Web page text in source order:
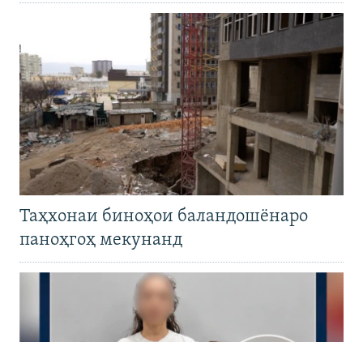
Таҳхонаи биноҳои баландошёнаро
паноҳгоҳ мекунанд